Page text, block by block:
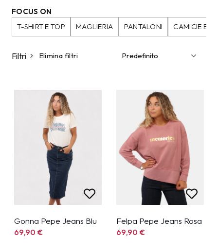
FOCUS ON
T-SHIRT E TOP
MAGLIERIA PANTALONI CAMICIE E
Filtri Elimina filtri
Gonna Pepe Jeans Blu
69,90€
Felpa Pepe Jeans Rosa
69,90€